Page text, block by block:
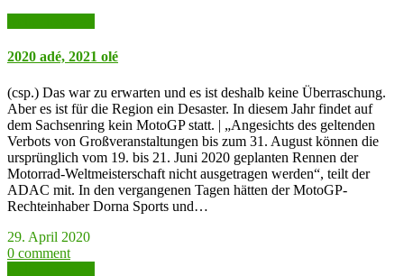
2020 adé, 2021 olé
(csp.) Das war zu erwarten und es ist deshalb keine Überraschung.
Aber es ist für die Region ein Desaster. In diesem Jahr findet auf
dem Sachsenring kein MotoGP statt. | „Angesichts des geltenden
Verbots von Großveranstaltungen bis zum 31. August können die
ursprünglich vom 19. bis 21. Juni 2020 geplanten Rennen der
Motorrad-Weltmeisterschaft nicht ausgetragen werden“, teilt der
ADAC mit. In den vergangenen Tagen hätten der MotoGP-
Rechteinhaber Dorna Sports und…
29. April 2020
0 comment